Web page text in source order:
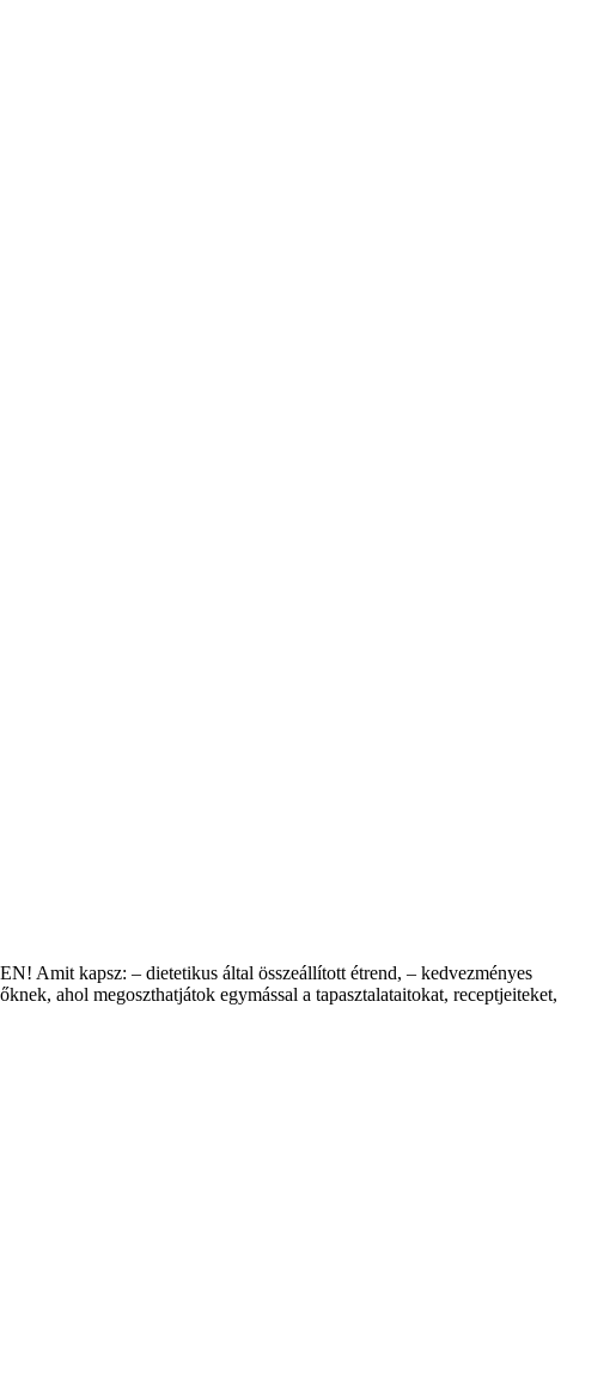
Amit kapsz: – dietetikus által összeállított étrend, – kedvezményes
ahol megoszthatjátok egymással a tapasztalataitokat, receptjeiteket,